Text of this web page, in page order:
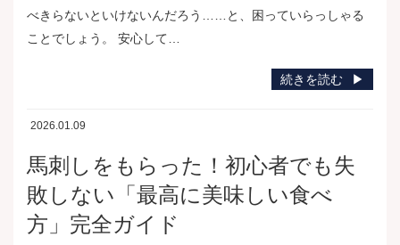
べきらないといけないんだろう……と、困っていらっしゃる
ことでしょう。 安心して…
続きを読む
2026.01.09
馬刺しをもらった！初心者でも失
敗しない「最高に美味しい食べ
方」完全ガイド